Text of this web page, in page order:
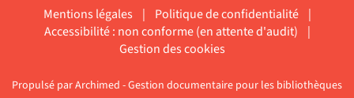
Mentions légales | Politique de confidentialité
|
Accessibilité : non conforme (en attente d'audit)
|
Gestion des cookies
Propulsé parArchimed - Gestion documentaire pour les bibliothèques